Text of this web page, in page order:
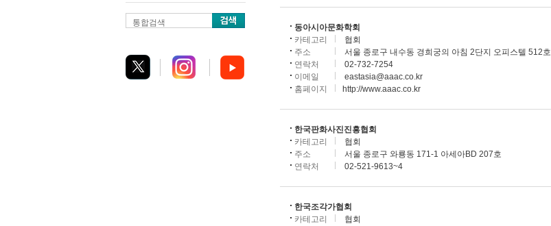
통합검색
동아시아문화학회
카테고리
협회
주소
서울 종로구 내수동 경희궁의 아침 2단지 오피스텔 512호
연락처
02-732-7254
이메일
eastasia@aaac.co.kr
홈페이지
http://www.aaac.co.kr
한국판화사진진흥협회
카테고리
협회
주소
서울 종로구 와룡동 171-1 아세아BD 207호
연락처
02-521-9613~4
한국조각가협회
카테고리
협회